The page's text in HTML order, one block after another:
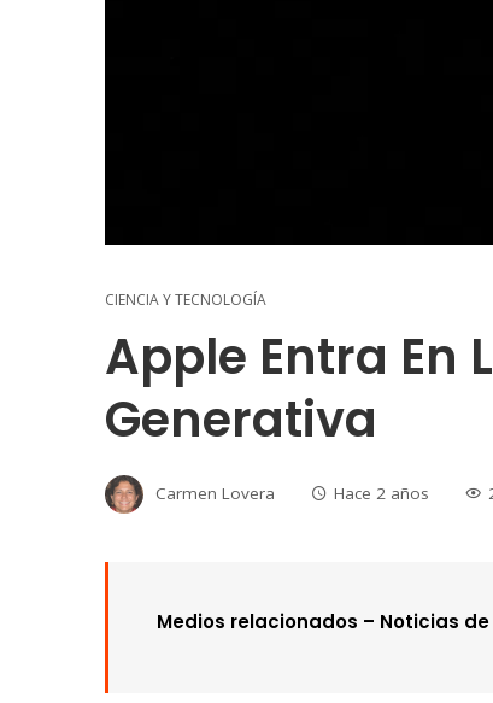
CIENCIA Y TECNOLOGÍA
Apple Entra En
Generativa
Carmen Lovera Hace 2 años
Medios relacionados – Noticias